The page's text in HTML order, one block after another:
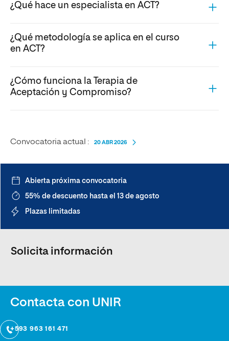
¿Qué hace un especialista en ACT?
¿Qué metodología se aplica en el curso
en ACT?
¿Cómo funciona la Terapia de
Aceptación y Compromiso?
Convocatoria actual : 20 ABR 2026
Abierta próxima convocatoria
55% de descuento hasta el 13 de agosto
Plazas limitadas
Solicita información
Contacta con UNIR
+593 963 161 471